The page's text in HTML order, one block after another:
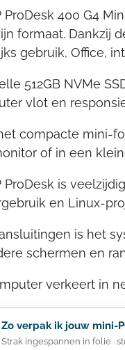
ProDesk 400 G4
formaat. Dankzij
gebruik, Office,
512GB NVMe
vlot en
compacte mini-
of in een
ProDesk is
en Linux-
is het
schermen en
verkeert in
Zo verpak ik jouw mini-
Strak ingespannen in folie ·